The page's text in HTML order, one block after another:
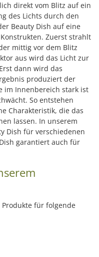
direkt vom Blitz auf ein
des Lichts durch den
Beauty Dish auf eine
Zuerst strahlt
mittig vor dem Blitz
aus wird das Licht zur
dann wird das
produziert der
im Innenbereich stark ist
So entstehen
Charakteristik, die das
lassen. In unserem
Dish für verschiedenen
garantiert auch für
für folgende